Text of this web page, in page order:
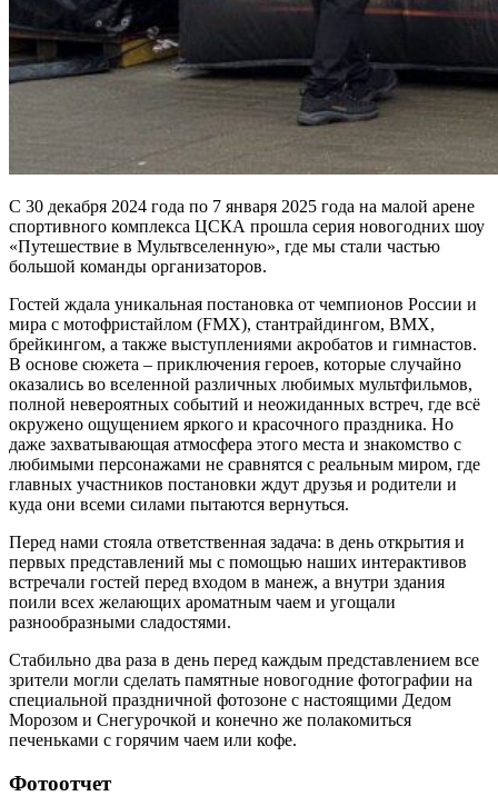
С 30 декабря 2024 года по 7 января 2025 года на малой арене
спортивного комплекса ЦСКА прошла серия новогодних шоу
«Путешествие в Мультвселенную», где мы стали частью
большой команды организаторов.
Гостей ждала уникальная постановка от чемпионов России и
мира с мотофристайлом (FMX), стантрайдингом, BMX,
брейкингом, а также выступлениями акробатов и гимнастов.
В основе сюжета – приключения героев, которые случайно
оказались во вселенной различных любимых мультфильмов,
полной невероятных событий и неожиданных встреч, где всё
окружено ощущением яркого и красочного праздника. Но
даже захватывающая атмосфера этого места и знакомство с
любимыми персонажами не сравнятся с реальным миром, где
главных участников постановки ждут друзья и родители и
куда они всеми силами пытаются вернуться.
Перед нами стояла ответственная задача: в день открытия и
первых представлений мы с помощью наших интерактивов
встречали гостей перед входом в манеж, а внутри здания
поили всех желающих ароматным чаем и угощали
разнообразными сладостями.
Стабильно два раза в день перед каждым представлением все
зрители могли сделать памятные новогодние фотографии на
специальной праздничной фотозоне с настоящими Дедом
Морозом и Снегурочкой и конечно же полакомиться
печеньками с горячим чаем или кофе.
Фотоотчет